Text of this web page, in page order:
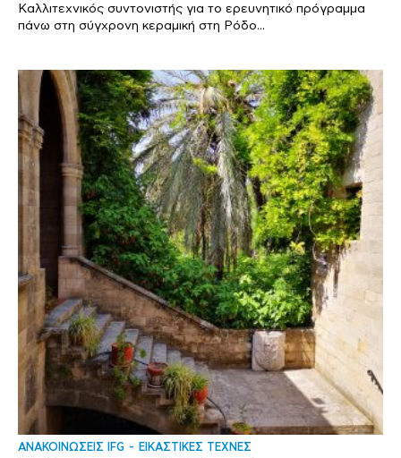
Καλλιτεχνικός συντονιστής για το ερευνητικό πρόγραμμα
πάνω στη σύγχρονη κεραμική στη Ρόδο...
ΑΝΑΚΟΙΝΩΣΕΙΣ IFG ΕΙΚΑΣΤΙΚΕΣ ΤΕΧΝΕΣ